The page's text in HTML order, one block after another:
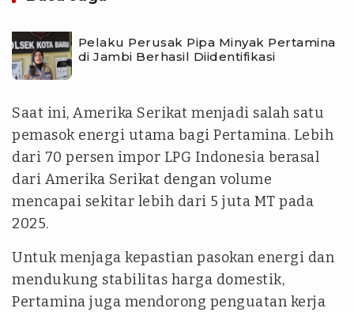
Pelaku Perusak Pipa Minyak Pertamina
di Jambi Berhasil Diidentifikasi
Saat ini, Amerika Serikat menjadi salah satu
pemasok energi utama bagi Pertamina. Lebih
dari 70 persen impor LPG Indonesia berasal
dari Amerika Serikat dengan volume
mencapai sekitar lebih dari 5 juta MT pada
2025.
Untuk menjaga kepastian pasokan energi dan
mendukung stabilitas harga domestik,
Pertamina juga mendorong penguatan kerja